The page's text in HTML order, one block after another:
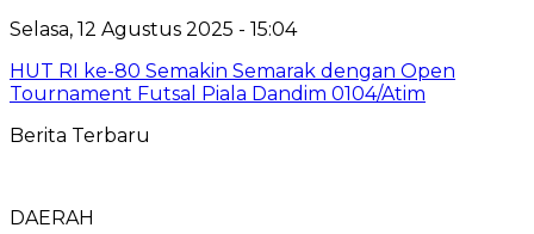
Selasa, 12 Agustus 2025 - 15:04
HUT RI ke-80 Semakin Semarak dengan Open
Tournament Futsal Piala Dandim 0104/Atim
Berita Terbaru
DAERAH